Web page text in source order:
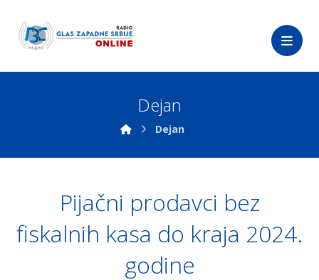
Dejan
Dejan
Pijačni prodavci bez
fiskalnih kasa do kraja 2024.
godine